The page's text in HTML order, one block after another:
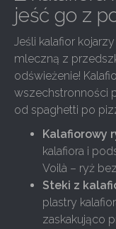
jeść go z
Jeśli kalafior
mleczną z
odświeżenie!
wszechstronności
od spaghetti po
Kalafiorowy
kalafiora i
Voilà – ryż
Steki z
plastry
zaskakująco